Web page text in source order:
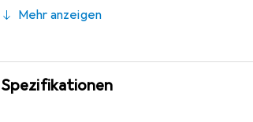
1000 N/mm² erleichtert. Der A1148 Typ
Oberfläche des Bohrers trägt zusätzlich
professionelle Anwendungen in der
Mehr anzeigen
Spezifikationen